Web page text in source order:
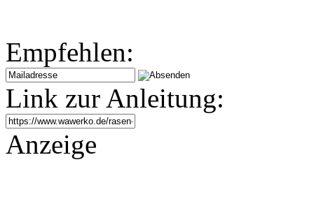
Empfehlen:
Link zur Anleitung:
Anzeige